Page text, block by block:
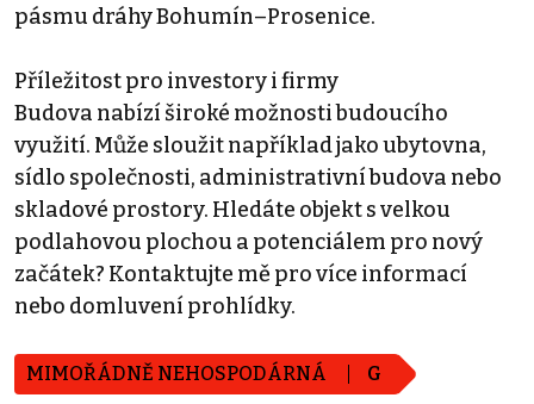
pásmu dráhy Bohumín–Prosenice.
Příležitost pro investory i firmy
Budova nabízí široké možnosti budoucího
využití. Může sloužit například jako ubytovna,
sídlo společnosti, administrativní budova nebo
skladové prostory. Hledáte objekt s velkou
podlahovou plochou a potenciálem pro nový
začátek? Kontaktujte mě pro více informací
nebo domluvení prohlídky.
MIMOŘÁDNĚ NEHOSPODÁRNÁ G